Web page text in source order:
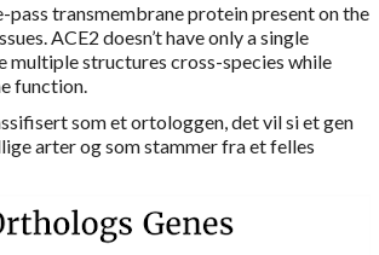
pass transmembrane protein present on the
ACE2 doesn’t have only a single
multiple structures cross-species while
function.
som et ortologgen, det vil si et gen
arter og som stammer fra et felles